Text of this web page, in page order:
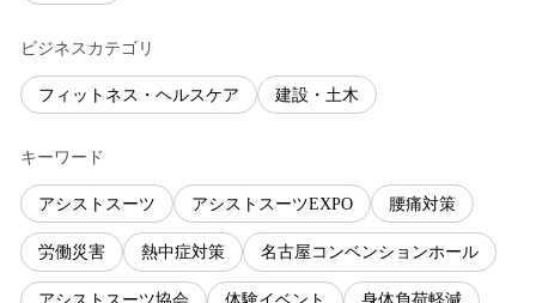
ビジネスカテゴリ
フィットネス・ヘルスケア 建設・土木
キーワード
アシストスーツ アシストスーツEXPO 腰痛対策
労働災害 熱中症対策 名古屋コンベンションホール